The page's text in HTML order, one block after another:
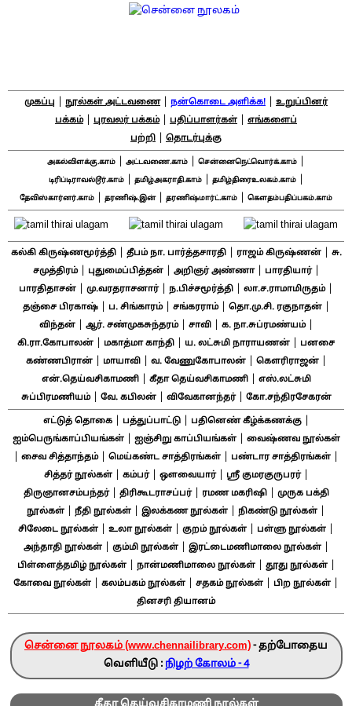
முகப்பு நூல்கள் அட்டவணை| நன்கொடை அளிக்க!
உறுப்பினர்
பக்கம்| புரவலர் பக்கம்| பதிப்பாளர்கள்
எங்களைப்
பற்றி
தொடர்புக்கு
அகல்விளக்கு.காம் அட்டவணை.காம் சென்னைநெட்வொர்க்.காம்
டிரிப்டிராவல்டூர்.காம்| தமிழ்அகராதி.காம்| தமிழ்திரைஉலகம்.காம்|
தேவிஸ்கார்னர்.காம் தரணிஷ்.இன்| தரணிஷ்மார்ட்.காம் கௌதம்பதிப்பகம்.காம்
கல்கி கிருஷ்ணமூர்த்தி| தீபம் நா. பார்த்தசாரதி| ராஜம் கிருஷ்ணன்|
சு.
சமுத்திரம்| புதுமைப்பித்தன்| அறிஞர் அண்ணா| பாரதியார்|
பாரதிதாசன் மு.வரதராசனார்| ந.பிச்சமூர்த்தி லா.ச.ராமாமிருதம்|
தஞ்சை பிரகாஷ்| ப. சிங்காரம்| சங்கரராம்| தொ.மு.சி. ரகுநாதன்|
விந்தன்| ஆர். சண்முகசுந்தரம்| சாவி| க. நா.சுப்ரமண்யம்|
கி.ரா.கோபாலன் மகாத்மா காந்தி ய. லட்சுமி நாராயணன்
பனசை
கண்ணபிரான்| மாயாவி| வ. வேணுகோபாலன்| கௌரிராஜன்|
என்.தெய்வசிகாமணி| கீதா தெய்வசிகாமணி|
எஸ்.லட்சுமி
சுப்பிரமணியம்| வே. கபிலன்| விவேகானந்தர்| கோ.சந்திரசேகரன்
எட்டுத் தொகை| பத்துப்பாட்டு| பதினெண் கீழ்க்கணக்கு|
ஐம்பெருங்காப்பியங்கள்| ஐஞ்சிறு காப்பியங்கள்| வைஷ்ணவ நூல்கள்
சைவ சித்தாந்தம்| மெய்கண்ட சாத்திரங்கள் பண்டார சாத்திரங்கள்
சித்தர் நூல்கள்| கம்பர்| ஔவையார்| ஸ்ரீ குமரகுருபரர்|
திருஞானசம்பந்தர்| திரிகூடராசப்பர்| ரமண மகரிஷி|
முருக பக்தி
நூல்கள்
நீதி நூல்கள் இலக்கண நூல்கள் நிகண்டு நூல்கள்
சிலேடை நூல்கள் உலா நூல்கள் குறம் நூல்கள் பள்ளு நூல்கள்
அந்தாதி நூல்கள்| கும்மி நூல்கள்| இரட்டைமணிமாலை நூல்கள்|
பிள்ளைத்தமிழ் நூல்கள்| நான்மணிமாலை நூல்கள்| தூது நூல்கள்|
கோவை நூல்கள் கலம்பகம் நூல்கள் சதகம் நூல்கள் பிற நூல்கள்
தினசரி தியானம்
சென்னை நூலகம் (www.chennailibrary.com)- தற்போதைய
வெளியீடு : நிழற் கோலம் - 4